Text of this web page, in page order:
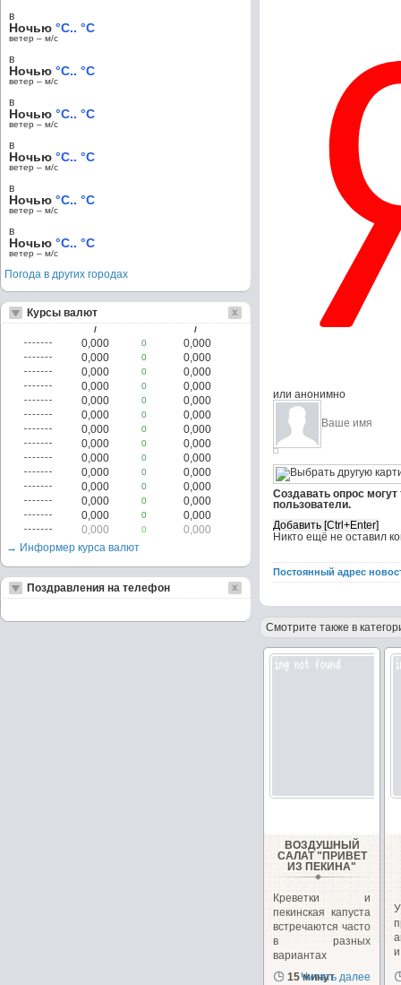
или анонимно
Создавать опрос
пользователи.
Никто ещё не оставил
Постоянный адрес
Смотрите также в
ВОЗДУШНЫЙ
САЛАТ "ПРИВЕТ
ИЗ ПЕКИНА"
Креветки и
пекинская капуста
встречаются часто
в разных
вариантах
рецептов
15 минут
Читать далее
в
Ночью °C.. °C
ветер – м/c
в
Ночью °C.. °C
ветер – м/c
в
Ночью °C.. °C
ветер – м/c
в
Ночью °C.. °C
ветер – м/c
в
Ночью °C.. °C
ветер – м/c
в
Ночью °C.. °C
ветер – м/c
Погода в других городах
Курсы валют
/ /
0,000 0
0,000
0,000
0
0,000
0,000
0
0,000
0,000
0
0,000
0,000
0
0,000
0,000
0
0,000
0,000
0
0,000
0,000
0
0,000
0,000
0
0,000
0,000
0
0,000
0,000
0
0,000
0,000
0
0,000
0,000
0
0,000
0,000
0
0,000
→ Информер курса валют
Поздравления на телефон